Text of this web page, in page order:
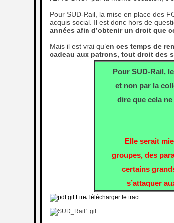
Pour SUD-Rail, la mise en place des
acquis social. Il est donc hors de
années afin d’obtenir un droit que
Mais il est vrai qu’en ces temps de
cadeau aux patrons, tout droit des
Pour SUD-Rail,
et non par la
dire que cela
Elle serait
groupes, des
certains
s’attaquer
Lire/Télécharger le tract